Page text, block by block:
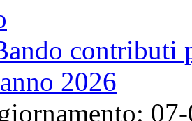
contributi
2026